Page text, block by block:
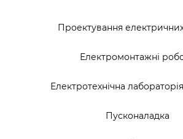
Проектування
Електромонтажні
Електротехнічна
Пусконаладка